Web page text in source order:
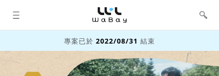
WaBay 挖貝 | 台灣最值得信賴的群眾
集資 / 群眾募資平台
專案已於2022/08/31 結束